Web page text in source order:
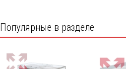
Популярные в разделе